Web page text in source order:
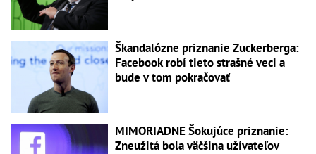
Škandalózne priznanie Zuckerberga:
Facebook robí tieto strašné veci a
bude v tom pokračovať
MIMORIADNE Šokujúce priznanie:
Zneužitá bola väčšina užívateľov